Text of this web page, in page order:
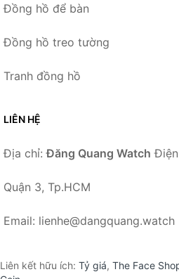
Đồng hồ để bàn
Đồng hồ treo tường
Tranh đồng hồ
LIÊN HỆ
Địa chỉ:Đăng Quang Watch Điện
Quận 3, Tp.HCM
Email: lienhe@dangquang.watch
Liên kết hữu ích: Tỷ giá, The Face